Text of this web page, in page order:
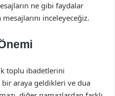
ne gibi faydalar
inceleyeceğiz.
toplu ibadetlerini
araya geldikleri ve dua